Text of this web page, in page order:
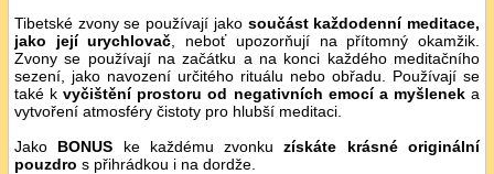
Tibetské zvony se používají jako součást každodenní meditace,
jako její urychlovač , neboť upozorňují na přítomný okamžik.
Zvony se používají na začátku a na konci každého meditačního
sezení, jako navození určitého rituálu nebo obřadu. Používají se
také kvyčištění prostoru od negativních emocí a myšleneka
vytvoření atmosféry čistoty pro hlubší meditaci.
Jako BONUS ke každému zvonkuzískáte krásné originální
pouzdro s přihrádkou i na dordže.